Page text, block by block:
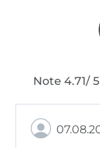
Note 4.71/